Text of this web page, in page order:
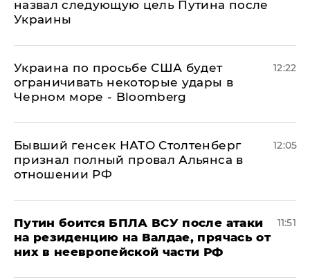
назвал следующую цель Путина после
Украины
Украина по просьбе США будет
ограничивать некоторые удары в
Черном море - Bloomberg
12:22
Бывший генсек НАТО Столтенберг
признал полный провал Альянса в
отношении РФ
12:05
Путин боится БПЛА ВСУ после атаки
на резиденцию на Валдае, прячась от
них в неевропейской части РФ
11:51